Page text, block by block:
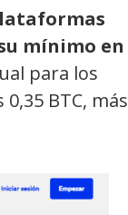
mínimo en
para los
BTC, más